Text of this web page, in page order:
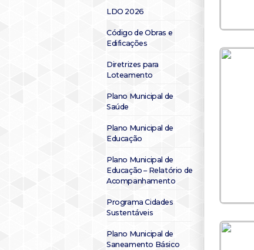
LDO 2026
Código de Obras e
Edificações
Diretrizes para
Loteamento
Plano Municipal de
Saúde
Plano Municipal de
Educação
Plano Municipal de
Educação – Relatório de
Acompanhamento
Programa Cidades
Sustentáveis
Plano Municipal de
Saneamento Básico